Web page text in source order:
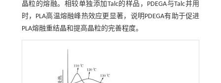
晶粒的熔融。相较单独添加Talc的样品，PDEGA与Talc并用
时，PLA高温熔融峰热效应更显著，说明PDEGA有助于促进
PLA熔融重结晶和提高晶粒的完善程度。